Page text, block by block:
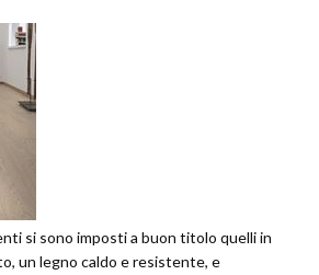
si sono imposti a buon titolo quelli in
un legno caldo e resistente, e